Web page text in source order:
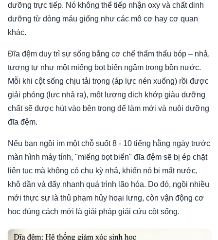
dưỡng trực tiếp. Nó không thể tiếp nhận oxy và chất dinh
dưỡng từ dòng máu giống như các mô cơ hay cơ quan
khác.
Đĩa đệm duy trì sự sống bằng cơ chế thẩm thấu bóp – nhả,
tương tự như một miếng bọt biển ngâm trong bồn nước.
Mỗi khi cột sống chịu tải trọng (áp lực nén xuống) rồi được
giải phóng (lực nhả ra), một lượng dịch khớp giàu dưỡng
chất sẽ được hút vào bên trong để làm mới và nuôi dưỡng
đĩa đệm.
Nếu bạn ngồi im một chỗ suốt 8 - 10 tiếng hằng ngày trước
màn hình máy tính, "miếng bọt biển" đĩa đệm sẽ bị ép chặt
liên tục mà không có chu kỳ nhả, khiến nó bị mất nước,
khô dần và đẩy nhanh quá trình lão hóa. Do đó, ngồi nhiều
mới thực sự là thủ phạm hủy hoại lưng, còn vận động cơ
học đúng cách mới là giải pháp giải cứu cột sống.